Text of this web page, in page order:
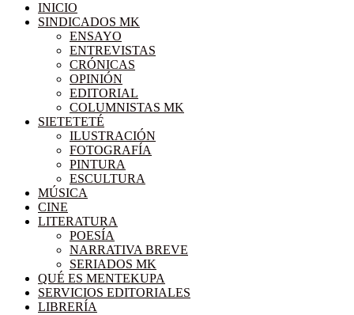
INICIO
SINDICADOS MK
ENSAYO
ENTREVISTAS
CRÓNICAS
OPINIÓN
EDITORIAL
COLUMNISTAS MK
SIETETETÉ
ILUSTRACIÓN
FOTOGRAFÍA
PINTURA
ESCULTURA
MÚSICA
CINE
LITERATURA
POESÍA
NARRATIVA BREVE
SERIADOS MK
QUÉ ES MENTEKUPA
SERVICIOS EDITORIALES
LIBRERÍA